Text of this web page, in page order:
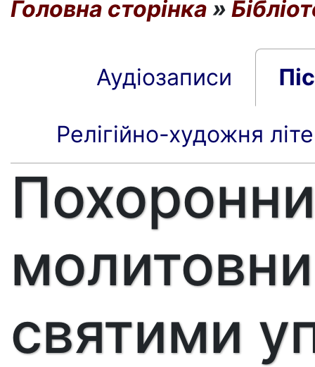
Головна сторінка »
Аудіозаписи
Релігійно-художня
святими